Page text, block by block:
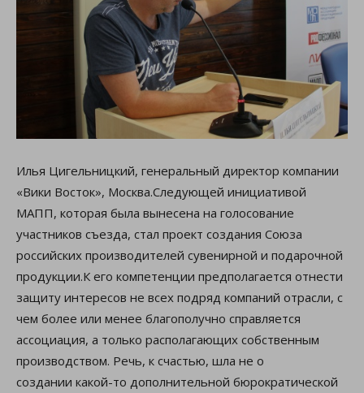
Илья Цигельницкий, генеральный директор компании
«Вики Восток», Москва.Следующей инициативой
МАПП, которая была вынесена на голосование
участников съезда, стал проект создания Союза
российских производителей сувенирной и подарочной
продукции.К его компетенции предполагается отнести
защиту интересов не всех подряд компаний отрасли, с
чем более или менее благополучно справляется
ассоциация, а только располагающих собственным
производством. Речь, к счастью, шла не о
создании какой-то дополнительной бюрократической